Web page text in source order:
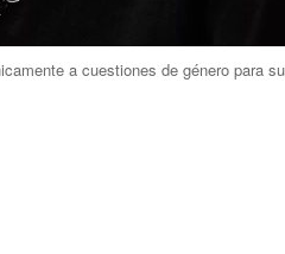
a cuestiones de género para